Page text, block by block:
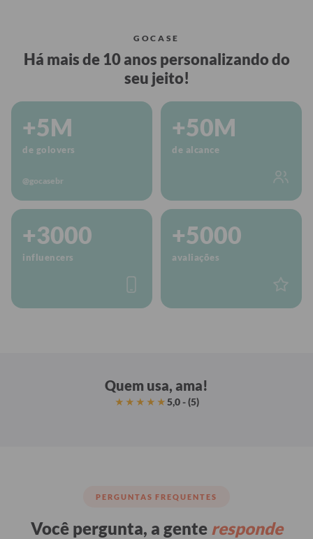
GOCASE
Há mais de 10 anos personalizando do
seu jeito!
+5M
de golovers
@gocasebr
+50M
de alcance
+3000
influencers
+5000
avaliações
Quem usa, ama!
★★★★★5,0 - (5)
PERGUNTAS FREQUENTES
Você pergunta, a gente responde